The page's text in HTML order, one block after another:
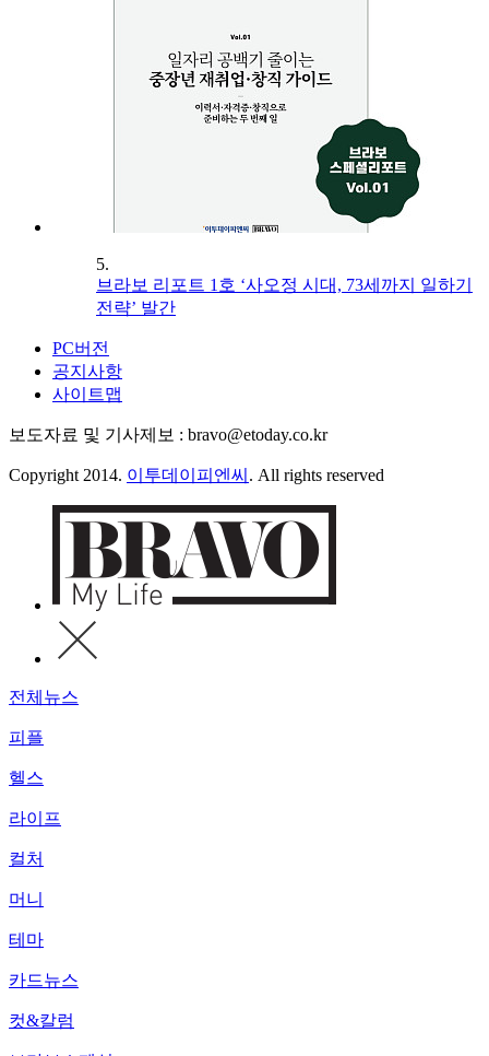
5.
브라보 리포트 1호 ‘사오정 시대, 73세까지 일하기
전략’ 발간
PC버전
공지사항
사이트맵
보도자료 및 기사제보 : bravo@etoday.co.kr
Copyright 2014. 이투데이피엔씨 . All rights reserved
전체뉴스
피플
헬스
라이프
컬처
머니
테마
카드뉴스
컷&칼럼